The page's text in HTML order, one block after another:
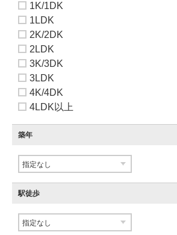
1K/1DK
1LDK
2K/2DK
2LDK
3K/3DK
3LDK
4K/4DK
4LDK以上
築年
駅徒歩